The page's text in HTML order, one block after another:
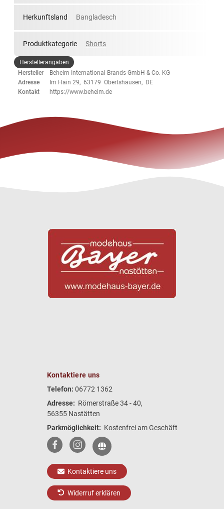
Herkunftsland Bangladesch
Produktkategorie Shorts
Herstellerangaben
Hersteller
Beheim International Brands GmbH & Co. KG
Adresse
Im Hain 29, 63179 Obertshausen, DE
Kontakt
https://www.beheim.de
Kontaktiere uns
Telefon: 06772 1362
Adresse: Römerstraße 34 - 40,
56355 Nastätten
Parkmöglichkeit: Kostenfrei am Geschäft
Kontaktiere uns
Widerruf erklären